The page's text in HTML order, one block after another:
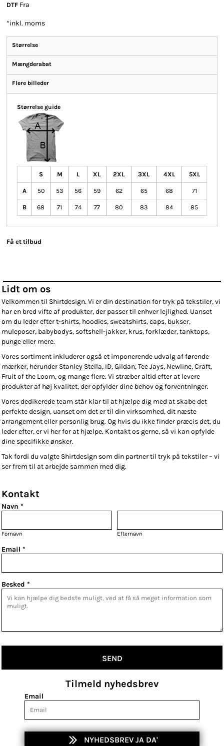
DTF Fra
*inkl. moms
Størrelse
Mængderabat
Flere billeder
Størrelse guide
S M L XL 2XL 3XL 4XL 5XL
A 50 53 56 59 62 65 68 71
B 68 71 74 77 80 83 84 85
Få et tilbud
Lidt om os
Velkommen til Shirtdesign. Vi er din destination for tryk på tekstiler, vi
har en bred vifte af produkter, der passer til enhver lejlighed. Uanset
om du leder efter t-shirts, hoodies, sweatshirts, caps, bukser,
muleposer, babybodys, softshell-jakker, krus, forklæder, tanktops,
punge eller mere.
Vores sortiment inkluderer også et imponerende udvalg af førende
mærker, herunder Stanley Stella, ID, Gildan, Tee Jays, Newline, Craft,
Fruit of the Loom, og mange flere. Vi stræber altid efter at levere
produkter af høj kvalitet, der opfylder dine behov og forventninger.
Vores dedikerede team står klar til at hjælpe dig med at skabe det
perfekte design, uanset om det er til din virksomhed, dit næste
arrangement eller personlig brug. Og hvis du ikke finder præcis det, du
leder efter, er vi her for at hjælpe. Kontakt os gerne, så vi kan opfylde
dine specifikke ønsker.
Tak fordi du valgte Shirtdesign som din partner til tryk på tekstiler – vi
ser frem til at arbejde sammen med dig.
Kontakt
Navn *
Fornavn Efternavn
Email *
Besked *
SEND
Tilmeld nyhedsbrev
Email
NYHEDSBREV JA DA'